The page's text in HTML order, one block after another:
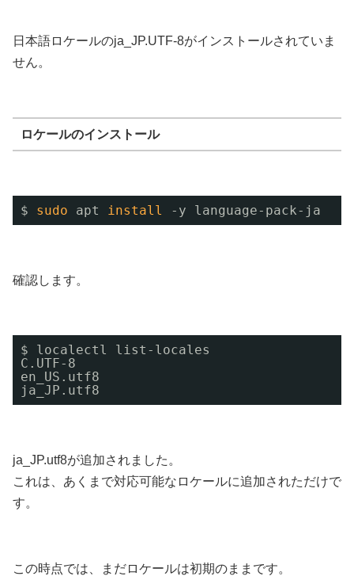
日本語ロケールのja_JP.UTF-8がインストールされていま
せん。
ロケールのインストール
$ sudo apt install -y language-pack-ja
確認します。
$
C.UTF-8
en_US.utf8
ja_JP.utf8
ja_JP.utf8が追加されました。
これは、あくまで対応可能なロケールに追加されただけで
す。
この時点では、まだロケールは初期のままです。